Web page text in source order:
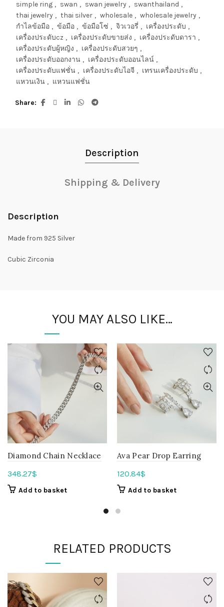
simple ring , swan , swan jewelry , swanthailand ,
thai jewelry , thai silver , wholesale , wholesale jewelry ,
กำไลข้อมือ , ข้อมือ , ข้อมือโซ่ , จิวเวอรี่ , เครื่องประดับ ,
เครื่องประดับcz , เครื่องประดับขายส่ง , เครื่องประดับดารา ,
เครื่องประดับผู้หญิง , เครื่องประดับสวยๆ ,
เครื่องประดับออกงาน , เครื่องประดับออนไลน์ ,
เครื่องประดับแฟชั่น , เครื่องประดับไอจี , เทรนเครื่องประดับ ,
แหวนเงิน , แหวนแฟชั่น
Share
Description
Shipping & Delivery
Description
Made from 925 Silver
Cubic Zirconia
YOU MAY ALSO LIKE…
Diamond Chain Necklace
348.27$
Add to basket
Ava Pear Drop Earring
120.84$
Add to basket
RELATED PRODUCTS